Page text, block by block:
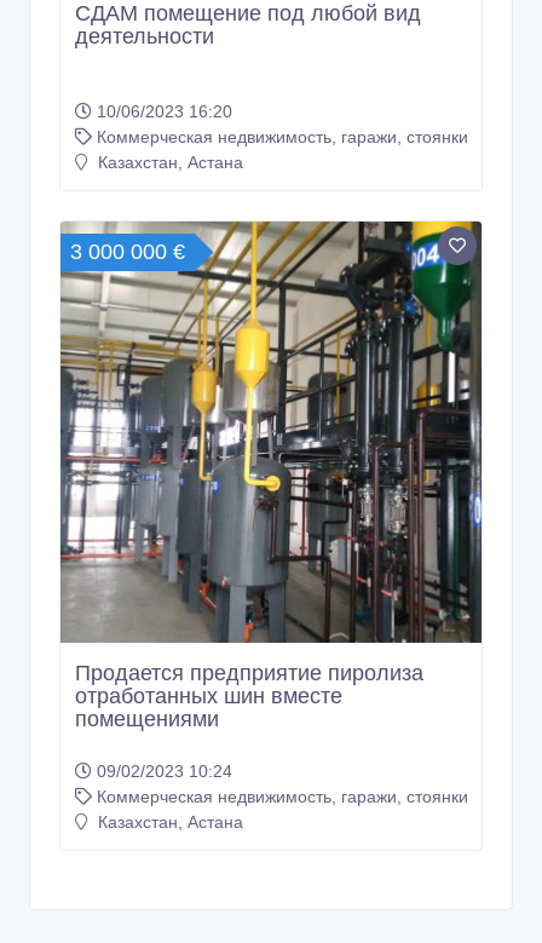
СДАМ помещение под любой вид
деятельности
10/06/2023 16:20
Коммерческая недвижимость, гаражи, стоянки
Казахстан, Астана
3 000 000 €
Продается предприятие пиролиза
отработанных шин вместе
помещениями
09/02/2023 10:24
Коммерческая недвижимость, гаражи, стоянки
Казахстан, Астана